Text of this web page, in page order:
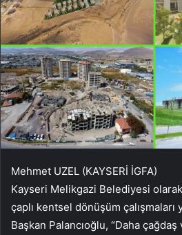
Mehmet UZEL (KAYSERİ İGFA)
Kayseri Melikgazi Belediyesi
çaplı kentsel dönüşüm
Başkan Palancıoğlu, “Daha